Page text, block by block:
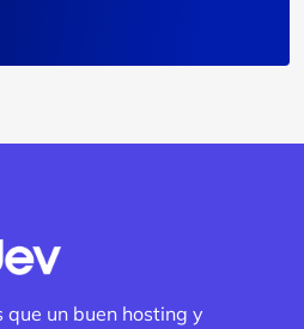
que un buen hosting y